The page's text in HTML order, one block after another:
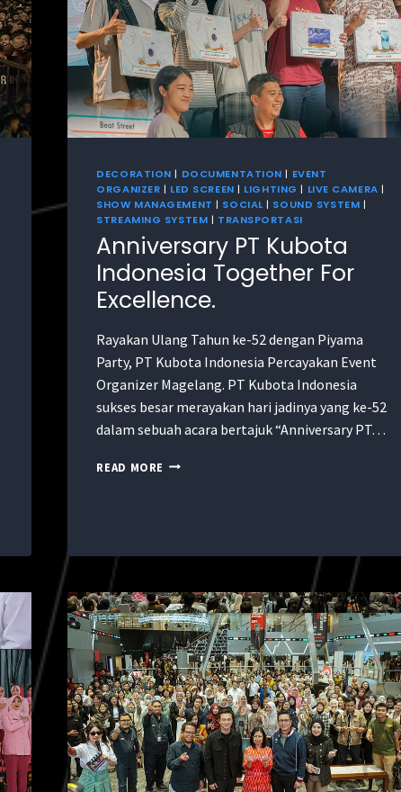
DECORATION | DOCUMENTATION | EVENT
ORGANIZER | LED SCREEN | LIGHTING | LIVE CAMERA |
SHOW MANAGEMENT | SOCIAL| SOUND SYSTEM |
STREAMING SYSTEM | TRANSPORTASI
Anniversary PT Kubota
Indonesia Together For
Excellence.
Rayakan Ulang Tahun ke-52 dengan Piyama
Party, PT Kubota Indonesia Percayakan Event
Organizer Magelang. PT Kubota Indonesia
sukses besar merayakan hari jadinya yang ke-52
dalam sebuah acara bertajuk “Anniversary PT…
READ MORE